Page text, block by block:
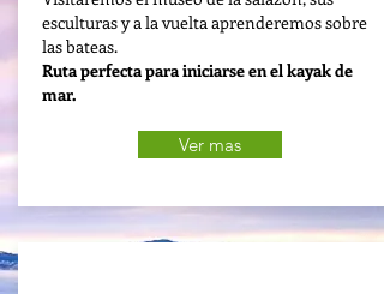
esculturas y a la vuelta aprenderemos sobre
las bateas.
Ruta perfecta para iniciarse en el kayak de
mar.
Ver mas